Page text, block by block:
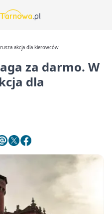
akcja dla kierowców
za darmo. W
dla